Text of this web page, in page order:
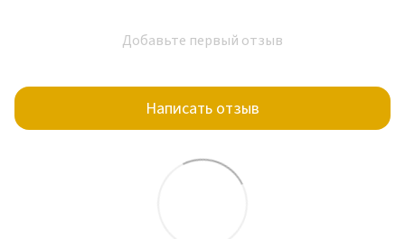
Добавьте первый отзыв
Написать отзыв